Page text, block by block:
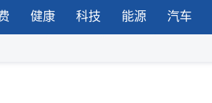
健康 科技 能源 汽车